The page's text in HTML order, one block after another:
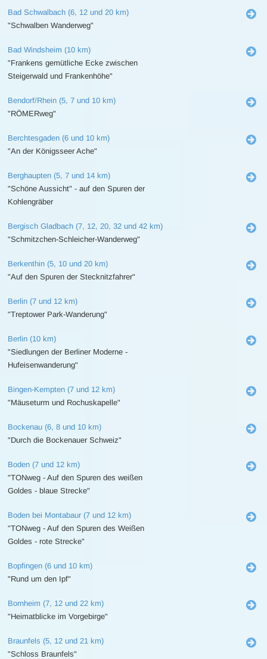
Bad Schwalbach (6, 12 und 20 km)
"Schwalben Wanderweg"
Bad Windsheim (10 km)
"Frankens gemütliche Ecke zwischen
Steigerwald und Frankenhöhe"
Bendorf/Rhein (5, 7 und 10 km)
"RÖMERweg"
Berchtesgaden (6 und 10 km)
"An der Königsseer Ache"
Berghaupten (5, 7 und 14 km)
"Schöne Aussicht" - auf den Spuren der
Kohlengräber
Bergisch Gladbach (7, 12, 20, 32 und 42 km)
"Schmitzchen-Schleicher-Wanderweg"
Berkenthin (5, 10 und 20 km)
"Auf den Spuren der Stecknitzfahrer"
Berlin (7 und 12 km)
"Treptower Park-Wanderung"
Berlin (10 km)
"Siedlungen der Berliner Moderne -
Hufeisenwanderung"
Bingen-Kempten (7 und 12 km)
"Mäuseturm und Rochuskapelle"
Bockenau (6, 8 und 10 km)
"Durch die Bockenauer Schweiz"
Boden (7 und 12 km)
"TONweg - Auf den Spuren des weißen
Goldes - blaue Strecke"
Boden bei Montabaur (7 und 12 km)
"TONweg - Auf den Spuren des Weißen
Goldes - rote Strecke"
Bopfingen (6 und 10 km)
"Rund um den Ipf"
Bornheim (7, 12 und 22 km)
"Heimatblicke im Vorgebirge"
Braunfels (5, 12 und 21 km)
"Schloss Braunfels"